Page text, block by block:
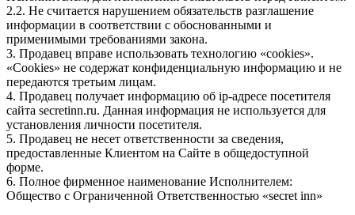
2.2. Не считается нарушением обязательств разглашение
информации в соответствии с обоснованными и
применимыми требованиями закона.
3. Продавец вправе использовать технологию «cookies».
«Cookies» не содержат конфиденциальную информацию и не
передаются третьим лицам.
4. Продавец получает информацию об ip-адресе посетителя
сайта secretinn.ru. Данная информация не используется для
установления личности посетителя.
5. Продавец не несет ответственности за сведения,
предоставленные Клиентом на Сайте в общедоступной
форме.
6. Полное фирменное наименование Исполнителем:
Общество с Ограниченной Ответственностью «secret inn»